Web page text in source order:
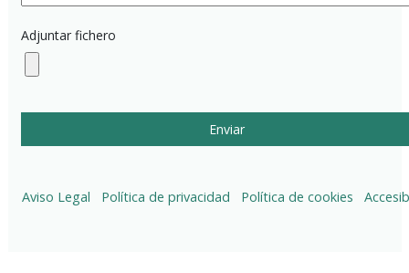
Adjuntar fichero
Aviso Legal Política de privacidad Política de cookies